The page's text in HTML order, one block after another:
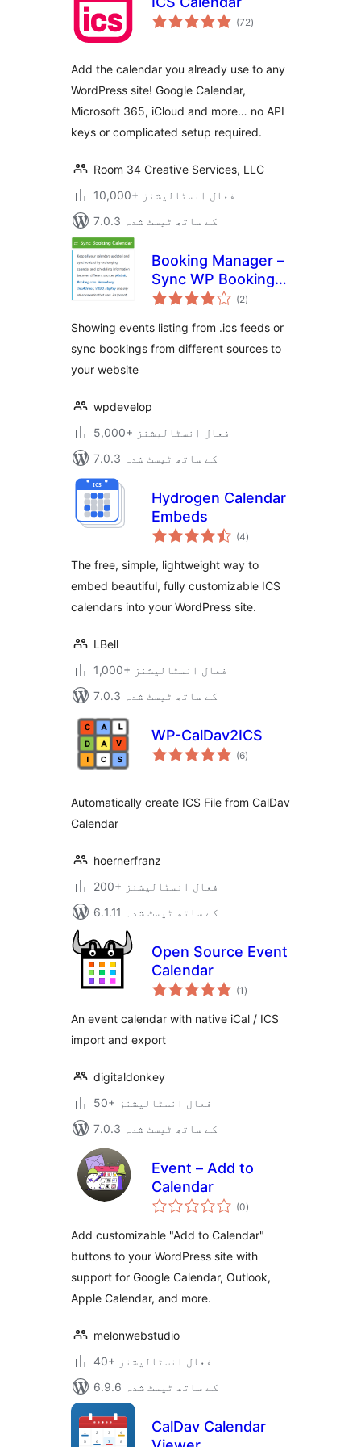
(72مجموعی
درجہ
)
Add the calendar you already use to any
WordPress site! Google Calendar,
Microsoft 365, iCloud and more… no API
keys or complicated setup required.
Room 34 Creative Services, LLC
10,000+ فعال انسٹالیشنز
7.0.3 کے ساتھ ٹیسٹ شدہ
Booking Manager –
Sync WP Booking
Calendar – Import
Bookings to ICS
Calendar
(2مجموعی
درجہ
)
Showing events listing from .ics feeds or
sync bookings from different sources to
your website
wpdevelop
5,000+ فعال انسٹالیشنز
7.0.3 کے ساتھ ٹیسٹ شدہ
Hydrogen Calendar
Embeds
(4مجموعی
درجہ
)
The free, simple, lightweight way to
embed beautiful, fully customizable ICS
calendars into your WordPress site.
LBell
1,000+ فعال انسٹالیشنز
7.0.3 کے ساتھ ٹیسٹ شدہ
WP-CalDav2ICS
(6مجموعی
درجہ
)
Automatically create ICS File from CalDav
Calendar
hoernerfranz
200+ فعال انسٹالیشنز
6.1.11 کے ساتھ ٹیسٹ شدہ
Open Source Event
Calendar
(1 مجموعی
درجہ
)
An event calendar with native iCal / ICS
import and export
digitaldonkey
50+ فعال انسٹالیشنز
7.0.3 کے ساتھ ٹیسٹ شدہ
Event – Add to
Calendar
(0مجموعی
درجہ
)
Add customizable "Add to Calendar"
buttons to your WordPress site with
support for Google Calendar, Outlook,
Apple Calendar, and more.
melonwebstudio
40+ فعال انسٹالیشنز
6.9.6 کے ساتھ ٹیسٹ شدہ
CalDav Calendar